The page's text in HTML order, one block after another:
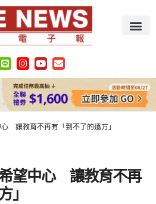
讓教育不再有「到不了的遠方」
望中心 讓教育不再
」